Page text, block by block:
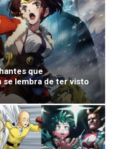
que
lembra de ter visto